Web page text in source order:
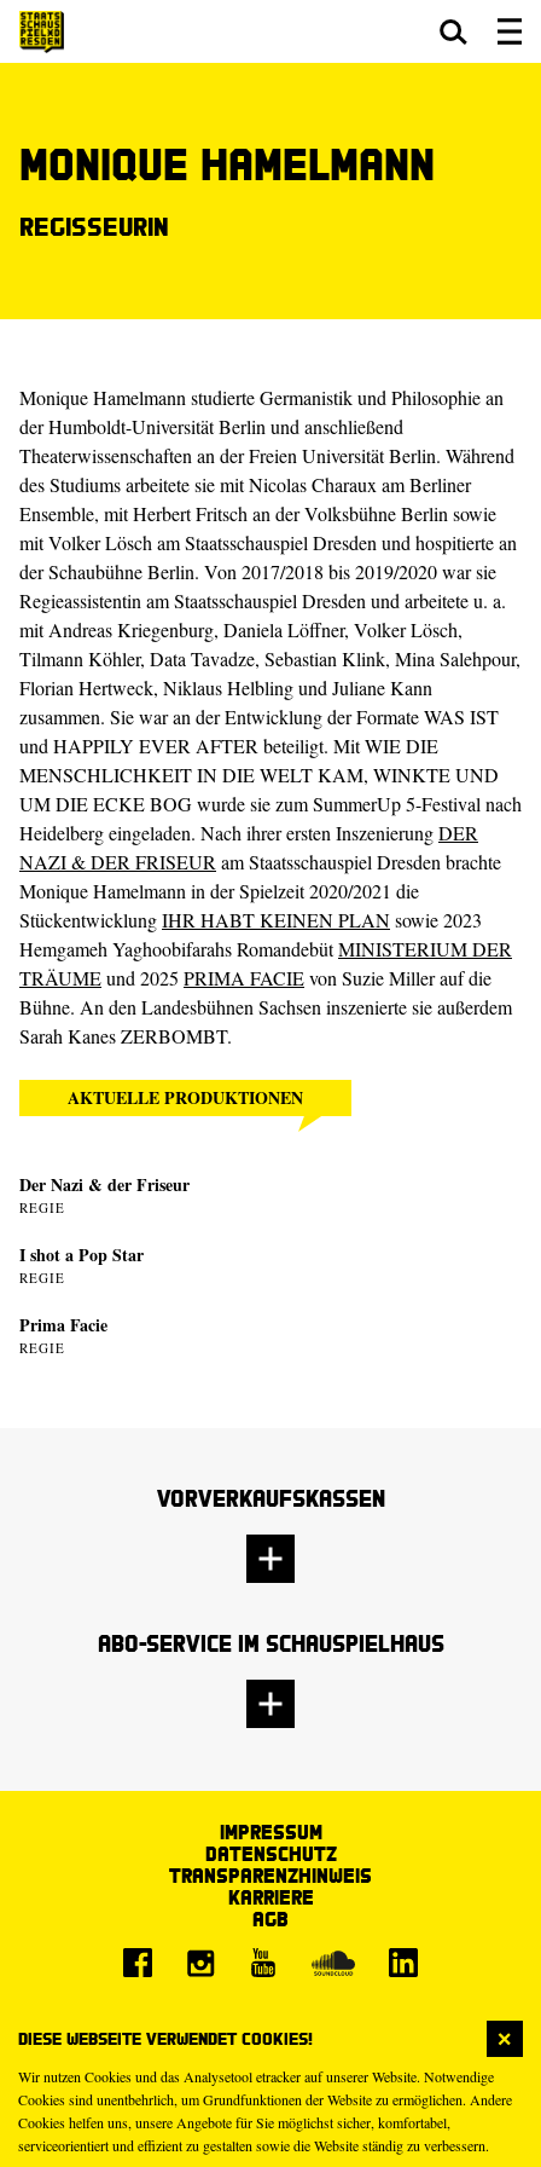
Diese Webseite verwendet Cookies!
Wir nutzen Cookies und das Analysetool etracker auf unserer Website. Notwendige
Cookies sind unentbehrlich, um Grundfunktionen der Website zu ermöglichen. Andere
Cookies helfen uns, unsere Angebote für Sie möglichst sicher, komfortabel,
serviceorientiert und effizient zu gestalten sowie die Website ständig zu verbessern.
Monique Hamelmann
Regisseurin
Monique Hamelmann studierte Germanistik und Philosophie an
der Humboldt-Universität Berlin und anschließend
Theaterwissenschaften an der Freien Universität Berlin. Während
des Studiums arbeitete sie mit Nicolas Charaux am Berliner
Ensemble, mit Herbert Fritsch an der Volksbühne Berlin sowie
mit Volker Lösch am Staatsschauspiel Dresden und hospitierte an
der Schaubühne Berlin. Von 2017/2018 bis 2019/2020 war sie
Regieassistentin am Staatsschauspiel Dresden und arbeitete u. a.
mit Andreas Kriegenburg, Daniela Löffner, Volker Lösch,
Tilmann Köhler, Data Tavadze, Sebastian Klink, Mina Salehpour,
Florian Hertweck, Niklaus Helbling und Juliane Kann
zusammen. Sie war an der Entwicklung der Formate WAS IST
und HAPPILY EVER AFTER beteiligt. Mit WIE DIE
MENSCHLICHKEIT IN DIE WELT KAM, WINKTE UND
UM DIE ECKE BOG wurde sie zum SummerUp 5-Festival nach
Heidelberg eingeladen. Nach ihrer ersten InszenierungDER
NAZI & DER FRISEUR am Staatsschauspiel Dresden brachte
Monique Hamelmann in der Spielzeit 2020/2021 die
StückentwicklungIHR HABT KEINEN PLANsowie 2023
Hemgameh Yaghoobifarahs RomandebütMINISTERIUM DER
TRÄUMEund 2025 PRIMA FACIEvon Suzie Miller auf die
Bühne. An den Landesbühnen Sachsen inszenierte sie außerdem
Sarah Kanes ZERBOMBT.
AKTUELLE PRODUKTIONEN
Der Nazi & der Friseur
REGIE
I shot a Pop Star
REGIE
Prima Facie
REGIE
Vorverkaufskassen
Abo-Service im Schauspielhaus
Impressum
Datenschutz
Transparenzhinweis
Karriere
AGB